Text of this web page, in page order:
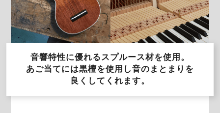
音響特性に優れるスプルース材を使用。
あご当てには黒檀を使用し音のまとまりを
良くしてくれます。